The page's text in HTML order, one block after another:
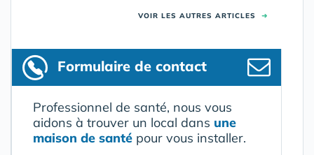
VOIR LES AUTRES ARTICLES ➜
Formulaire de contact
Professionnel de santé, nous vous
aidons à trouver un local dans une
maison de santé pour vous installer.